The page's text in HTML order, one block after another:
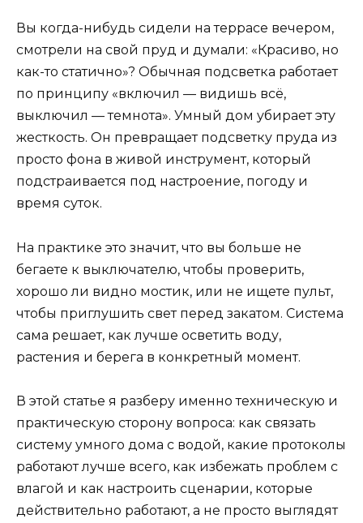
Вы когда-нибудь сидели на террасе вечером,
смотрели на свой пруд и думали: «Красиво, но
как-то статично»? Обычная подсветка работает
по принципу «включил — видишь всё,
выключил — темнота». Умный дом убирает эту
жесткость. Он превращает подсветку пруда из
просто фона в живой инструмент, который
подстраивается под настроение, погоду и
время суток.
На практике это значит, что вы больше не
бегаете к выключателю, чтобы проверить,
хорошо ли видно мостик, или не ищете пульт,
чтобы приглушить свет перед закатом. Система
сама решает, как лучше осветить воду,
растения и берега в конкретный момент.
В этой статье я разберу именно техническую и
практическую сторону вопроса: как связать
систему умного дома с водой, какие протоколы
работают лучше всего, как избежать проблем с
влагой и как настроить сценарии, которые
действительно работают, а не просто выглядят